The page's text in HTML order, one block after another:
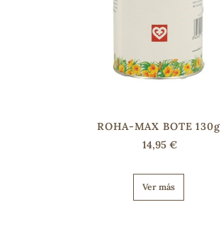
ROHA-MAX BOTE 130g
14,95 €
Ver más